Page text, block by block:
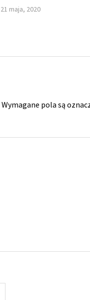
21 maja, 2020
Wymagane pola są